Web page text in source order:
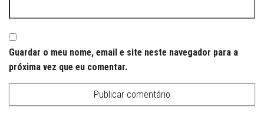
Guardar o meu nome, email e site neste navegador para a
próxima vez que eu comentar.